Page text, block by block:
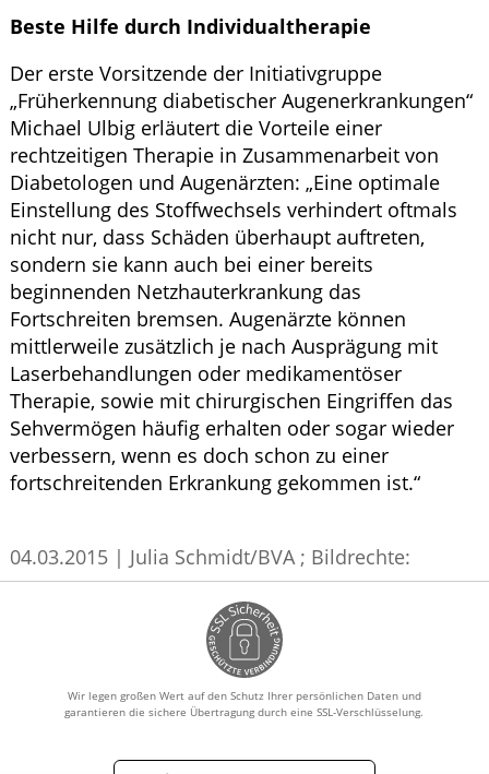
Beste Hilfe durch Individualtherapie
Der erste Vorsitzende der Initiativgruppe
„Früherkennung diabetischer Augenerkrankungen“
Michael Ulbig erläutert die Vorteile einer
rechtzeitigen Therapie in Zusammenarbeit von
Diabetologen und Augenärzten: „Eine optimale
Einstellung des Stoffwechsels verhindert oftmals
nicht nur, dass Schäden überhaupt auftreten,
sondern sie kann auch bei einer bereits
beginnenden Netzhauterkrankung das
Fortschreiten bremsen. Augenärzte können
mittlerweile zusätzlich je nach Ausprägung mit
Laserbehandlungen oder medikamentöser
Therapie, sowie mit chirurgischen Eingriffen das
Sehvermögen häufig erhalten oder sogar wieder
verbessern, wenn es doch schon zu einer
fortschreitenden Erkrankung gekommen ist.“
04.03.2015 | Julia Schmidt/BVA ; Bildrechte:
Wir legen großen Wert auf den Schutz Ihrer persönlichen Daten und
garantieren die sichere Übertragung durch eine SSL-Verschlüsselung.